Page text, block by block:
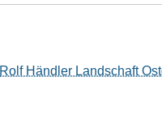
Rolf Händler Landschaft